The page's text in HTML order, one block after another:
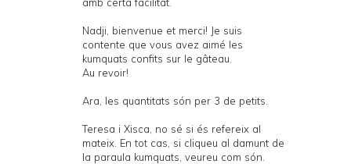
Nadji, bienvenue et merci! Je suis
contente que vous avez aimé les
kumquats confits sur le gâteau.
Au revoir!
Ara, les quantitats són per 3 de petits.
Teresa i Xisca, no sé si és refereix al
mateix. En tot cas, si cliqueu al damunt de
la paraula kumquats, veureu com són.